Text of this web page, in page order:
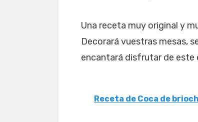
Una receta muy original y
Decorará vuestras mesas,
encantará disfrutar de este
Receta de Coca de